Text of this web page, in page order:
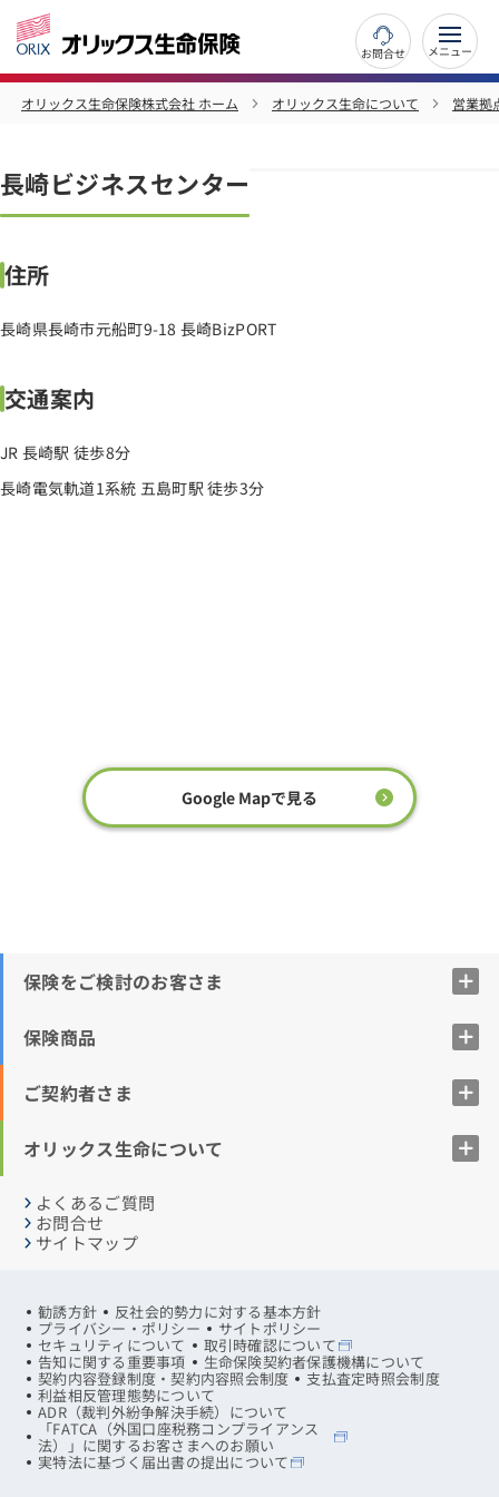
お問合せ
オリックス生命保険株式会社 ホーム オリックス生命について 営業拠
長崎ビジネスセンター
住所
長崎県長崎市元船町9-18 長崎BizPORT
交通案内
JR 長崎駅 徒歩8分
長崎電気軌道1系統 五島町駅 徒歩3分
Google Mapで見る
保険をご検討のお客さま
保険商品
ご契約者さま
オリックス生命について
よくあるご質問
お問合せ
サイトマップ
勧誘方針 反社会的勢力に対する基本方針
プライバシー・ポリシー サイトポリシー
セキュリティについて 取引時確認について
告知に関する重要事項 生命保険契約者保護機構について
契約内容登録制度・契約内容照会制度 支払査定時照会制度
利益相反管理態勢について
ADR（裁判外紛争解決手続）について
「FATCA（外国口座税務コンプライアンス
法）」に関するお客さまへのお願い
実特法に基づく届出書の提出について